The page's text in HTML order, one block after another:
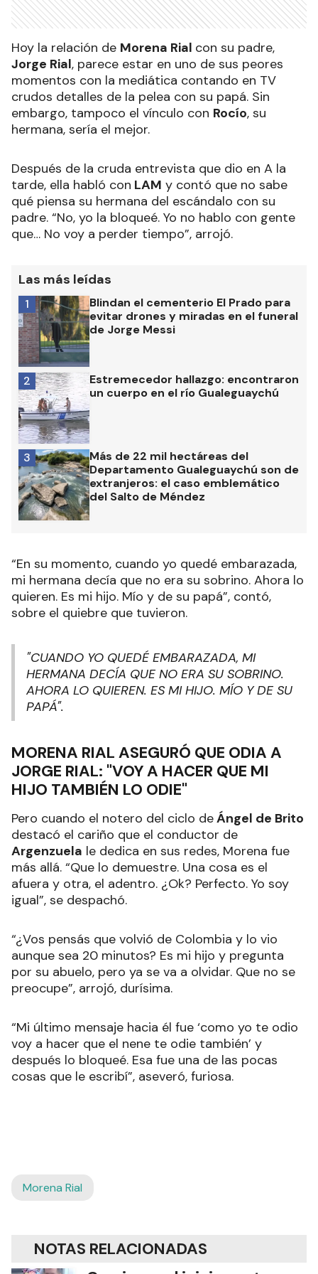
Hoy la relación de Morena Rial con su padre,
Jorge Rial, parece estar en uno de sus peores
momentos con la mediática contando en TV
crudos detalles de la pelea con su papá. Sin
embargo, tampoco el vínculo con Rocío, su
hermana, sería el mejor.
Después de la cruda entrevista que dio en A la
tarde, ella habló con LAM y contó que no sabe
qué piensa su hermana del escándalo con su
padre. “No, yo la bloqueé. Yo no hablo con gente
que… No voy a perder tiempo”, arrojó.
Las más leídas
Blindan el cementerio El Prado para
evitar drones y miradas en el funeral
de Jorge Messi
1
Estremecedor hallazgo: encontraron
un cuerpo en el río Gualeguaychú
2
Más de 22 mil hectáreas del
Departamento Gualeguaychú son de
extranjeros: el caso emblemático
del Salto de Méndez
3
“En su momento, cuando yo quedé embarazada,
mi hermana decía que no era su sobrino. Ahora lo
quieren. Es mi hijo. Mío y de su papá”, contó,
sobre el quiebre que tuvieron.
"CUANDO YO QUEDÉ EMBARAZADA, MI
HERMANA DECÍA QUE NO ERA SU SOBRINO.
AHORA LO QUIEREN. ES MI HIJO. MÍO Y DE SU
PAPÁ".
MORENA RIAL ASEGURÓ QUE ODIA A
JORGE RIAL: "VOY A HACER QUE MI
HIJO TAMBIÉN LO ODIE"
Pero cuando el notero del ciclo deÁngel de Brito
destacó el cariño que el conductor de
Argenzuela le dedica en sus redes, Morena fue
más allá. “Que lo demuestre. Una cosa es el
afuera y otra, el adentro. ¿Ok? Perfecto. Yo soy
igual”, se despachó.
“¿Vos pensás que volvió de Colombia y lo vio
aunque sea 20 minutos? Es mi hijo y pregunta
por su abuelo, pero ya se va a olvidar. Que no se
preocupe”, arrojó, durísima.
“Mi último mensaje hacia él fue ‘como yo te odio
voy a hacer que el nene te odie también’ y
después lo bloqueé. Esa fue una de las pocas
cosas que le escribí”, aseveró, furiosa.
Morena Rial
NOTAS RELACIONADAS